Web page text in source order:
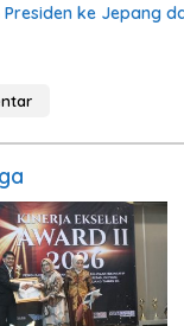
ke Jepang